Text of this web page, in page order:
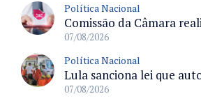
Política Nacional
07/08/2026
Política Nacional
07/08/2026